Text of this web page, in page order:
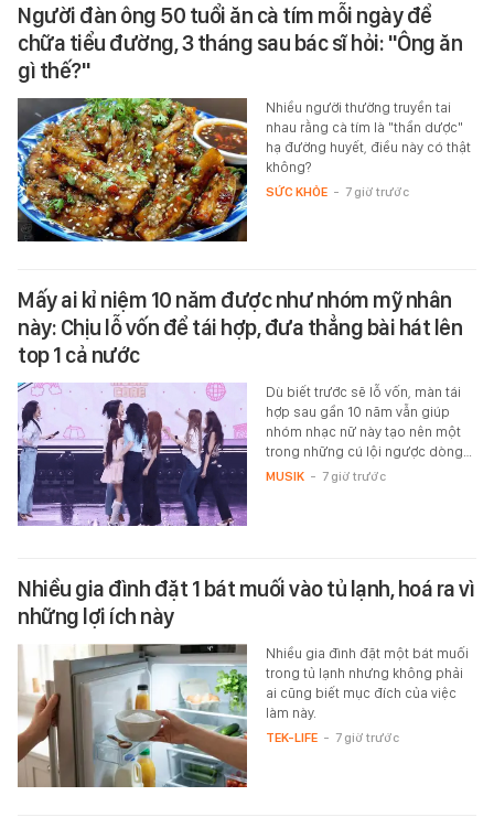
Người đàn ông 50 tuổi ăn cà tím mỗi ngày để
chữa tiểu đường, 3 tháng sau bác sĩ hỏi: "Ông ăn
gì thế?"
Nhiều người thường truyền tai
nhau rằng cà tím là "thần dược"
hạ đường huyết, điều này có thật
không?
SỨC KHỎE - 7 giờ trước
Mấy ai kỉ niệm 10 năm được như nhóm mỹ nhân
này: Chịu lỗ vốn để tái hợp, đưa thẳng bài hát lên
top 1 cả nước
Dù biết trước sẽ lỗ vốn, màn tái
hợp sau gần 10 năm vẫn giúp
nhóm nhạc nữ này tạo nên một
trong những cú lội ngược dòng…
MUSIK - 7 giờ trước
Nhiều gia đình đặt 1 bát muối vào tủ lạnh, hoá ra vì
những lợi ích này
Nhiều gia đình đặt một bát muối
trong tủ lạnh nhưng không phải
ai cũng biết mục đích của việc
làm này.
TEK-LIFE - 7 giờ trước